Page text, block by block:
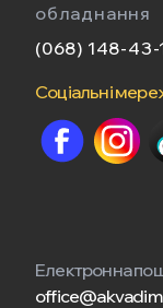
обладнання
(068) 148-43-
Соціальні
Електронна